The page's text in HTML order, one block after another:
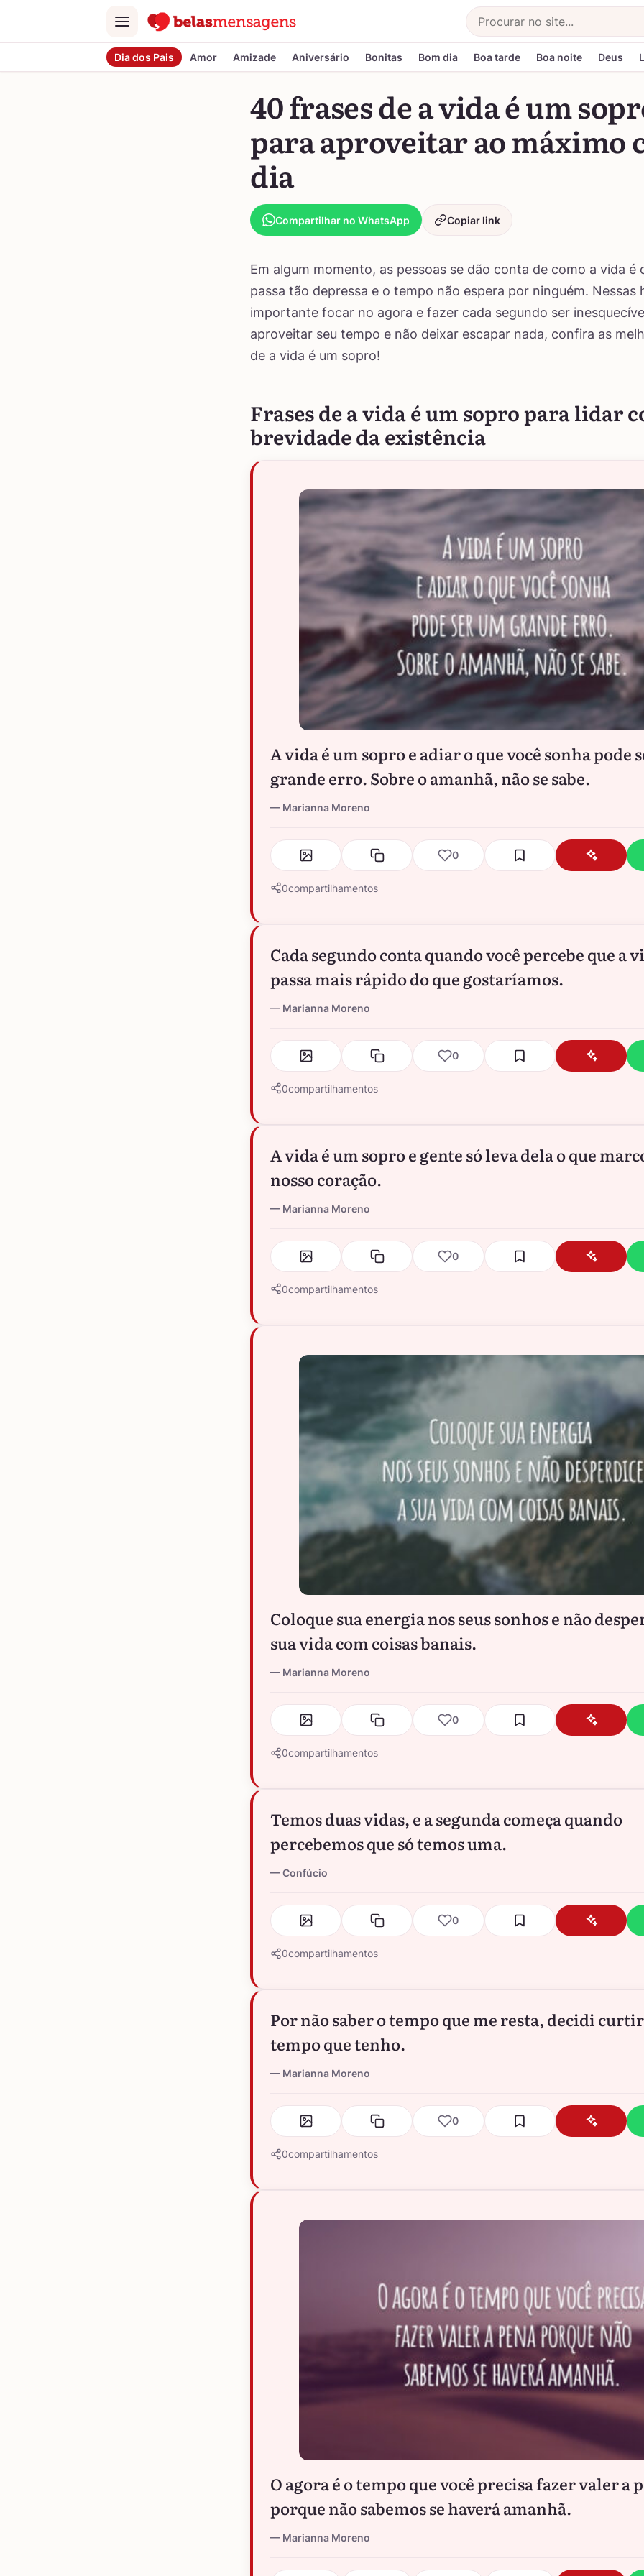
Menu
Buscar
Dia dos Pais Amor Amizade Aniversário Bonitas Bom dia Boa tarde Boa noite Deus
40 frases de a vida é um
para aproveitar ao máximo
dia
Compartilhar no WhatsApp Copiar link
Em algum momento, as pessoas se dão conta de como a vida é
passa tão depressa e o tempo não espera por ninguém. Nessas
importante focar no agora e fazer cada segundo ser
aproveitar seu tempo e não deixar escapar nada, confira as
de a vida é um sopro!
Frases de a vida é um sopro para lidar
brevidade da existência
A vida é um sopro e adiar o que você sonha pode
grande erro. Sobre o amanhã, não se sabe.
Marianna Moreno
0
0compartilhamentos
Cada segundo conta quando você percebe que a
passa mais rápido do que gostaríamos.
Marianna Moreno
0
0compartilhamentos
A vida é um sopro e gente só leva dela o que
nosso coração.
Marianna Moreno
0
0compartilhamentos
Coloque sua energia nos seus sonhos e não
sua vida com coisas banais.
Marianna Moreno
0
0compartilhamentos
Temos duas vidas, e a segunda começa quando
percebemos que só temos uma.
Confúcio
0
0compartilhamentos
Por não saber o tempo que me resta, decidi
tempo que tenho.
Marianna Moreno
0
0compartilhamentos
O agora é o tempo que você precisa fazer valer a
porque não sabemos se haverá amanhã.
Marianna Moreno